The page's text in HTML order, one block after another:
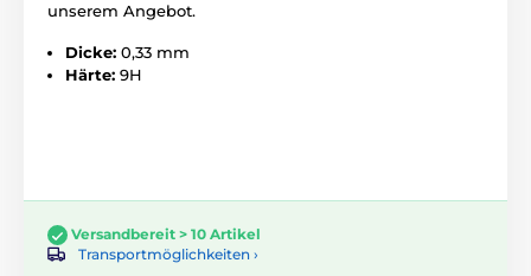
unserem Angebot.
Dicke: 0,33 mm
Härte: 9H
Versandbereit > 10 Artikel
Transportmöglichkeiten ›